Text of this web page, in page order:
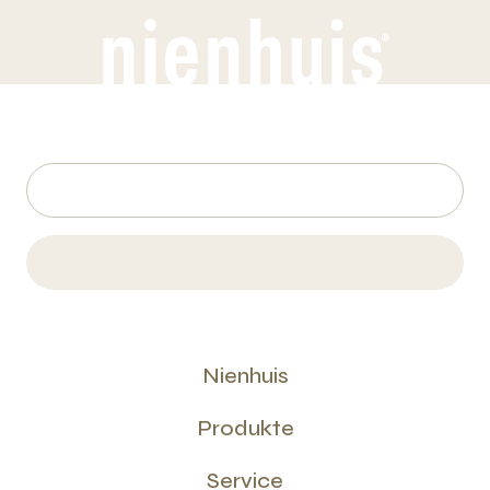
Nienhuis
Produkte
Service